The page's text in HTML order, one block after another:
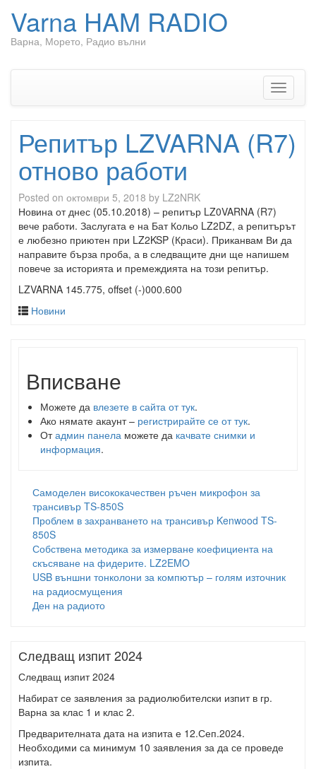
Varna HAM RADIO
Варна, Морето, Радио вълни
Toggle
Репитър LZVARNA (R7)
отново работи
Posted on октомври 5, 2018 by LZ2NRK
Новина от днес (05.10.2018) – репитър LZ0VARNA (R7)
вече работи. Заслугата е на Бат Кольо LZ2DZ, а репитърът
е любезно приютен при LZ2KSP (Краси). Приканвам Ви да
направите бърза проба, а в следващите дни ще напишем
повече за историята и премеждията на този репитър.
LZVARNA 145.775, offset (-)000.600
Новини
Вписване
Можете да влезете в сайта от тук.
Ако нямате акаунт – регистрирайте се от тук.
Отадмин панела можете да качвате снимки и
информация.
Самоделен висококачествен ръчен микрофон за
трансивър TS-850S
Проблем в захранването на трансивър Kenwood TS-
850S
Собствена методика за измерване коефициента на
скъсяване на фидерите. LZ2EMO
USB външни тонколони за компютър – голям източник
на радиосмущения
Ден на радиото
Следващ изпит 2024
Следващ изпит 2024
Набират се заявления за радиолюбителски изпит в гр.
Варна за клас 1 и клас 2.
Предварителната дата на изпита е 12.Сеп.2024.
Необходими са минимум 10 заявления за да се проведе
изпита.